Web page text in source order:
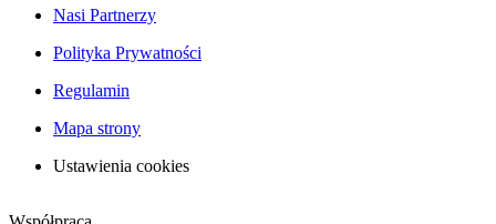
Nasi Partnerzy
Polityka Prywatności
Regulamin
Mapa strony
Ustawienia cookies